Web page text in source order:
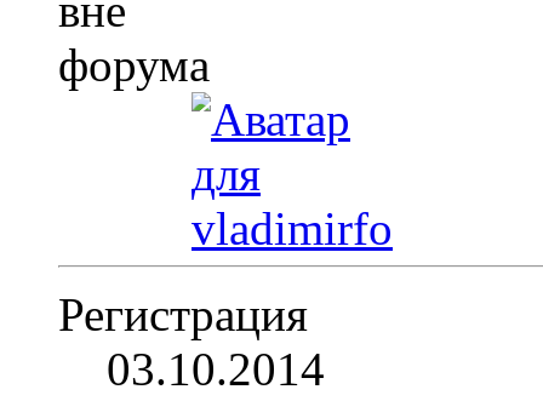
Регистрация
03.10.2014